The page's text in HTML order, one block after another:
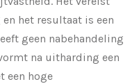
het resultaat is een
geen nabehandeling
na uitharding een
een hoge